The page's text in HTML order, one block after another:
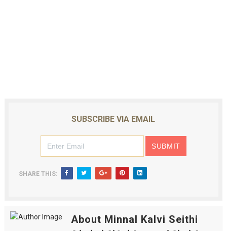
SUBSCRIBE VIA EMAIL
SHARE THIS:
About Minnal Kalvi Seithi